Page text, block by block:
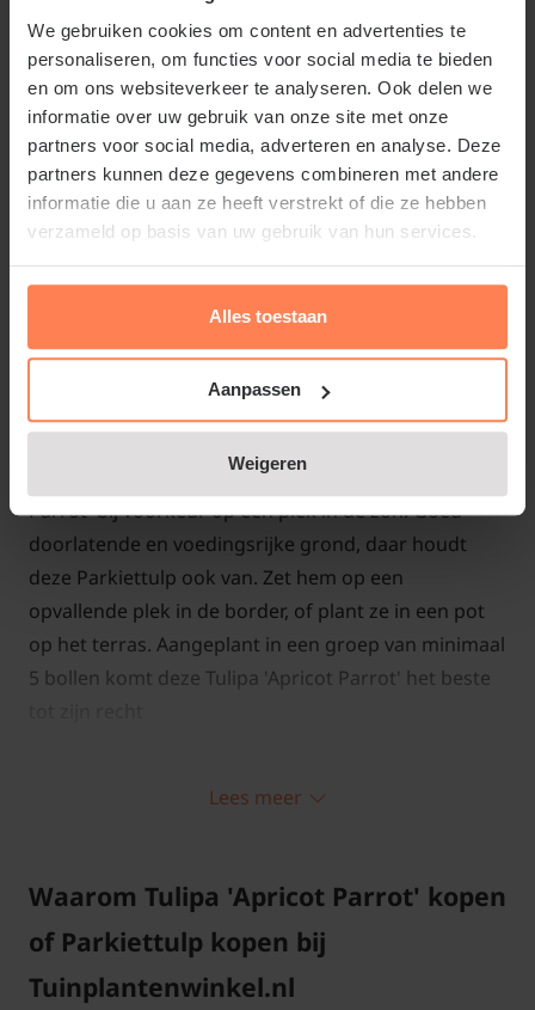
We gebruiken cookies om content en advertenties te
personaliseren, om functies voor social media te bieden
en om ons websiteverkeer te analyseren. Ook delen we
informatie over uw gebruik van onze site met onze
partners voor social media, adverteren en analyse. Deze
partners kunnen deze gegevens combineren met andere
informatie die u aan ze heeft verstrekt of die ze hebben
verzameld op basis van uw gebruik van hun services.
Alles toestaan
Aanpassen
Weigeren
Grootbloemige tulpen zijn vaak al bijzonder kleurrijk
en vallen goed op wanneer ze in bloei komen. Deze
parkiettulp is misschien nog wel kleurrijker en extra
bijzonder in vergelijking tot andere grootbloemige
tulpen. De gefranjerde bloembladeren maken van
deze tulp een bijzonder exemplaar. Voeg daar de
aparte kleurstelling met rood/oranje/zalm aan toe
en je hebt een tulp die de tongen los zal maken.
Deze groep tulpen wordt ook wel eens Papegaaitulp
genoemd.
Standplaats Tulipa 'Apricot Parrot'
Net zoals alle Tulpen, staat ook de Tulipa 'Apricot
Parrot' bij voorkeur op een plek in de zon. Goed
doorlatende en voedingsrijke grond, daar houdt
deze Parkiettulp ook van. Zet hem op een
opvallende plek in de border, of plant ze in een pot
op het terras. Aangeplant in een groep van minimaal
5 bollen komt deze Tulipa 'Apricot Parrot' het beste
Tulipa 'Apricot Parrot' snoeien en
Bloembollen worden in de herfst en begin van de
winter aangeplant. Let op dat u de Tulipa 'Apricot
Parrot' tijdig bestelt, want ze zijn maar een beperkte
periode leverbaar. Plantdiepte van deze bloembol is
Lees meer
Waarom Tulipa 'Apricot Parrot' kopen
of Parkiettulp kopen bij
Tuinplantenwinkel.nl